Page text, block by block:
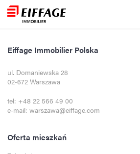
Eiffage Immobilier Polska
ul. Domaniewska 28
02-672 Warszawa
tel: +48 22 566 49 00
e-mail: warszawa@eiffage.com
Oferta mieszkań